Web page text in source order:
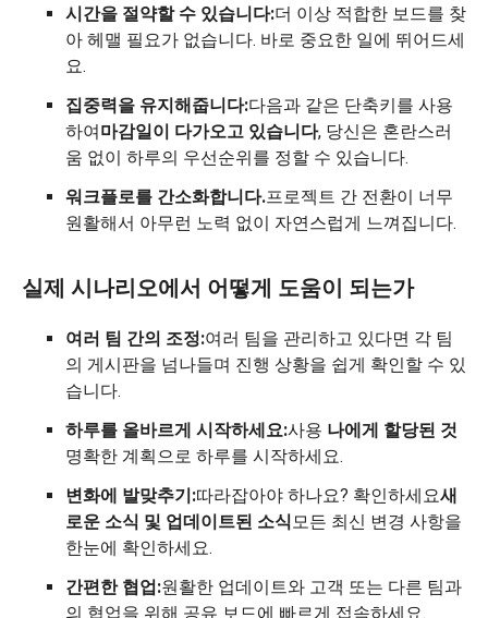
시간을 절약할 수 있습니다:더 이상 적합한 보드를 찾
아 헤맬 필요가 없습니다. 바로 중요한 일에 뛰어드세
요.
집중력을 유지해줍니다:다음과 같은 단축키를 사용
하여마감일이 다가오고 있습니다, 당신은 혼란스러
움 없이 하루의 우선순위를 정할 수 있습니다.
워크플로를 간소화합니다.프로젝트 간 전환이 너무
원활해서 아무런 노력 없이 자연스럽게 느껴집니다.
실제 시나리오에서 어떻게 도움이 되는가
여러 팀 간의 조정:여러 팀을 관리하고 있다면 각 팀
의 게시판을 넘나들며 진행 상황을 쉽게 확인할 수 있
습니다.
하루를 올바르게 시작하세요:사용 나에게 할당된 것
명확한 계획으로 하루를 시작하세요.
변화에 발맞추기:따라잡아야 하나요? 확인하세요새
로운 소식 및 업데이트된 소식모든 최신 변경 사항을
한눈에 확인하세요.
간편한 협업:원활한 업데이트와 고객 또는 다른 팀과
의 협업을 위해 공유 보드에 빠르게 접속하세요.